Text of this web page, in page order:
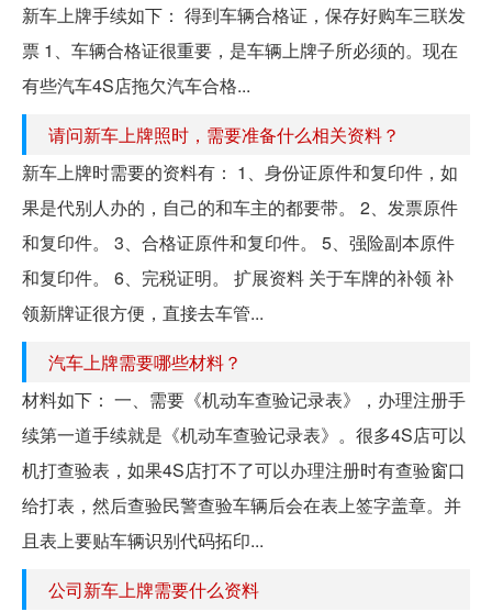
新车上牌手续如下： 得到车辆合格证，保存好购车三联发
票 1、车辆合格证很重要，是车辆上牌子所必须的。现在
有些汽车4S店拖欠汽车合格...
请问新车上牌照时，需要准备什么相关资料？
新车上牌时需要的资料有： 1、身份证原件和复印件，如
果是代别人办的，自己的和车主的都要带。 2、发票原件
和复印件。 3、合格证原件和复印件。 5、强险副本原件
和复印件。 6、完税证明。 扩展资料 关于车牌的补领 补
领新牌证很方便，直接去车管...
汽车上牌需要哪些材料？
材料如下： 一、需要《机动车查验记录表》，办理注册手
续第一道手续就是《机动车查验记录表》。很多4S店可以
机打查验表，如果4S店打不了可以办理注册时有查验窗口
给打表，然后查验民警查验车辆后会在表上签字盖章。并
且表上要贴车辆识别代码拓印...
公司新车上牌需要什么资料